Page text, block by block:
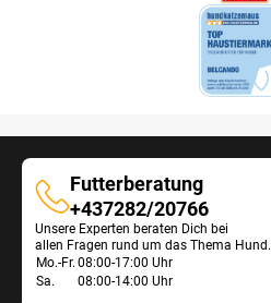
Futterberatung
Futterberatung
+437282/20766
Unsere Experten beraten Dich bei
allen Fragen rund um das Thema Hund.
Öffnungszeiten
Mo.-Fr. 08:00-17:00 Uhr
Sa.
08:00-14:00 Uhr